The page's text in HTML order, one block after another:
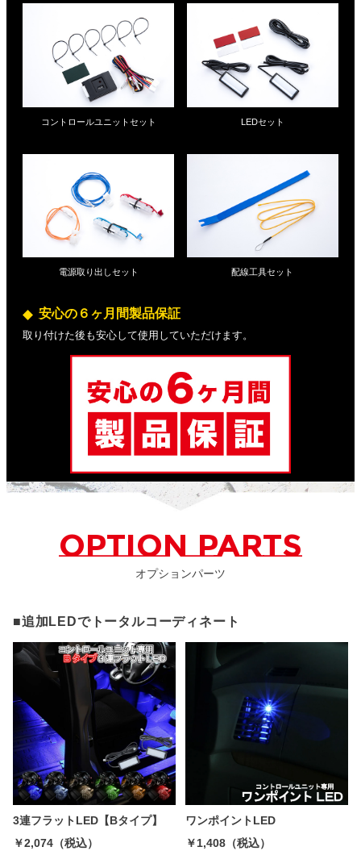
コントロールユニットセット LEDセット
電源取り出しセット 配線工具セット
安心の６ヶ月間製品保証
取り付けた後も安心して使用していただけます。
OPTION PARTS
オプションパーツ
■追加LEDでトータルコーディネート
3連フラットLED【Bタイプ】
￥2,074（税込）
ワンポイントLED
￥1,408（税込）